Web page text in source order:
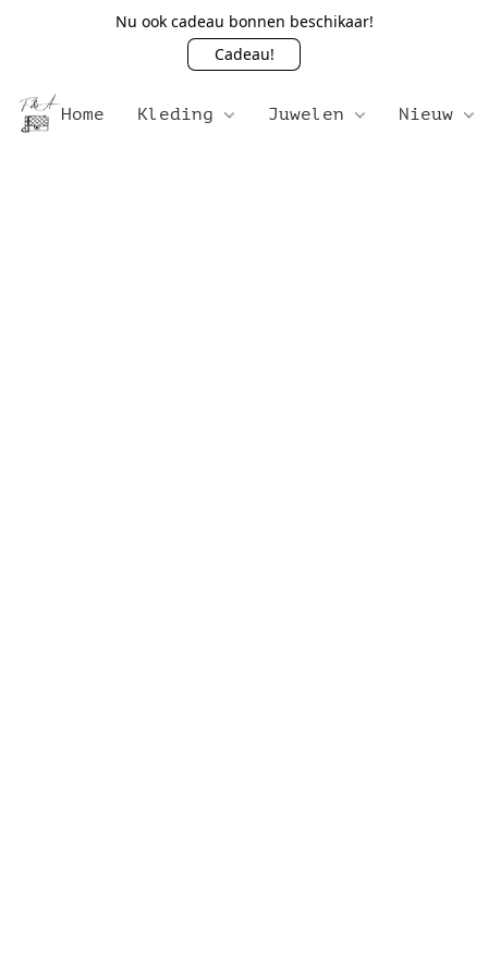
Nu ook cadeau bonnen beschikaar!
Cadeau!
Home Kleding Juwelen Nieuw